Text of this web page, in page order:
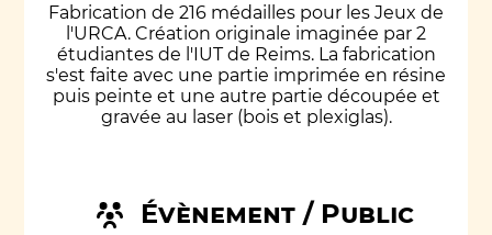
Fabrication de 216 médailles pour les Jeux de
l'URCA. Création originale imaginée par 2
étudiantes de l'IUT de Reims. La fabrication
s'est faite avec une partie imprimée en résine
puis peinte et une autre partie découpée et
gravée au laser (bois et plexiglas).
Évènement / Public